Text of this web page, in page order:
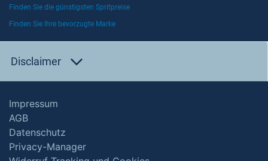
Finden Sie die günstigsten Spritpreise
Finden Sie Ihre bevorzugte Marke
Disclaimer
Impressum
AGB
Datenschutz
Privacy-Manager